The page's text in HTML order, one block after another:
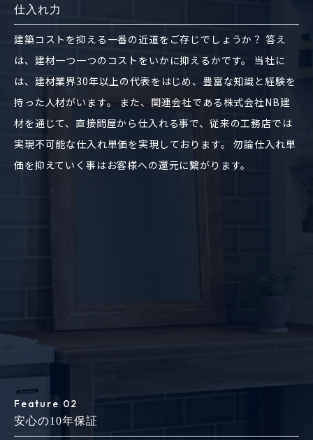
仕入れ力
建築コストを抑える一番の近道をご存じでしょうか？ 答え
は、建材一つ一つのコストをいかに抑えるかです。 当社に
は、建材業界30年以上の代表をはじめ、豊富な知識と経験を
持った人材がいます。 また、関連会社である株式会社NB建
材を通じて、直接問屋から仕入れる事で、従来の工務店では
実現不可能な仕入れ単価を実現しております。 勿論仕入れ単
価を抑えていく事はお客様への還元に繋がります。
Feature 02
安心の10年保証